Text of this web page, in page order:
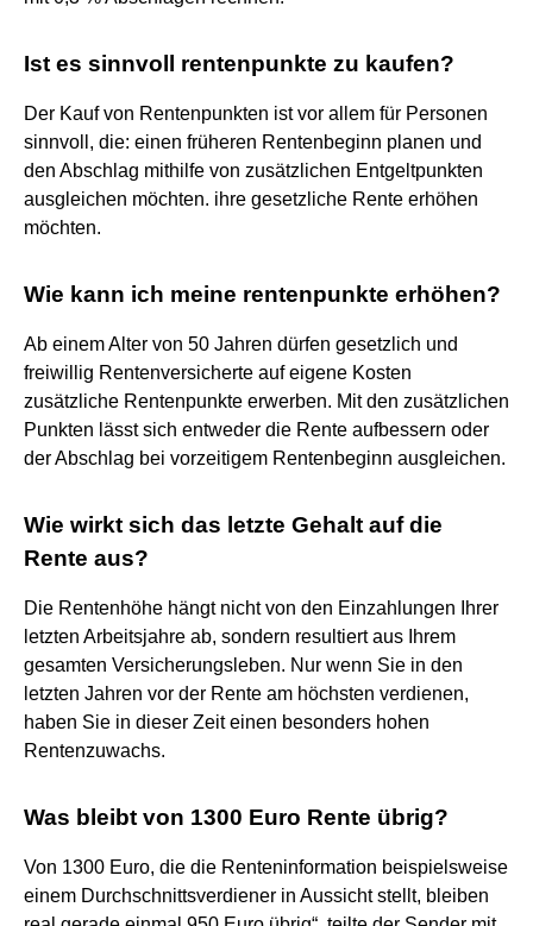
Ist es sinnvoll rentenpunkte zu kaufen?
Der Kauf von Rentenpunkten ist vor allem für Personen
sinnvoll, die: einen früheren Rentenbeginn planen und
den Abschlag mithilfe von zusätzlichen Entgeltpunkten
ausgleichen möchten. ihre gesetzliche Rente erhöhen
möchten.
Wie kann ich meine rentenpunkte erhöhen?
Ab einem Alter von 50 Jahren dürfen gesetzlich und
freiwillig Rentenversicherte auf eigene Kosten
zusätzliche Rentenpunkte erwerben. Mit den zusätzlichen
Punkten lässt sich entweder die Rente aufbessern oder
der Abschlag bei vorzeitigem Rentenbeginn ausgleichen.
Wie wirkt sich das letzte Gehalt auf die
Rente aus?
Die Rentenhöhe hängt nicht von den Einzahlungen Ihrer
letzten Arbeitsjahre ab, sondern resultiert aus Ihrem
gesamten Versicherungsleben. Nur wenn Sie in den
letzten Jahren vor der Rente am höchsten verdienen,
haben Sie in dieser Zeit einen besonders hohen
Rentenzuwachs.
Was bleibt von 1300 Euro Rente übrig?
Von 1300 Euro, die die Renteninformation beispielsweise
einem Durchschnittsverdiener in Aussicht stellt, bleiben